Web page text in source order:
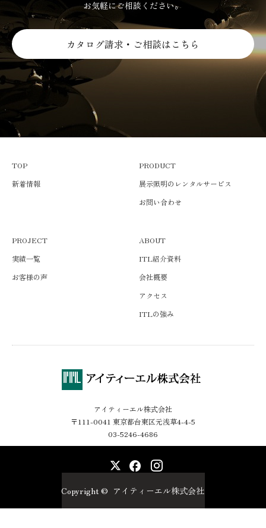
お気軽にご相談ください。
カタログ請求・ご相談はこちら
TOP
新着情報
PRODUCT
展示照明のレンタルサービス
お問い合わせ
PROJECT
実績一覧
お客様の声
ABOUT
ITL紹介資料
会社概要
アクセス
ITLの強み
アイティーエル株式会社
〒111-0041 東京都台東区元浅草4-4-5
03-5246-4686
Instagram
Copyright © アイティーエル株式会社